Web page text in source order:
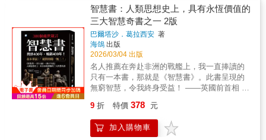
學教授、國際貨幣基金組織前首席經濟學家／
拉古拉姆．拉詹「強而有力地解釋為何錯誤訊
息是影響所有人的問題──無論是在金融、政
治、媒體、商業或任何地方。作者提供了在自
己生活乃至整個社會如何應對這個問題的想
法。是一本及時又相當啟發人心的書。」——
《金融時報》總編輯、《穀倉效應》作者／吉
蓮．邰蒂「一本頭腦清楚的指南，帶領讀者看
穿企業、大學、作者與 TED 演講名嘴兜售的誇
大說法、草率研究，以及偶爾赤裸裸的謊言。
……這是一本切合時代的書，而且即使涉及偏
學術的統計理論，也常常讓人會心一笑。」
——《泰晤士報》❈ ❈ ❈作為訊息查核的工
化，進而加以應用，便是無用的知識，對我們
的人生毫無意義。
約文學獎」（Prix litt&eacute;raire des
Rencontres &Eacute;cossaises 2025）決選
★亞馬遜 4.6星好評 ★版權已售：義、德、
荷、捷克、西、葡、巴西、日、俄、丹麥、土
耳其、波蘭、匈牙利、烏克蘭、立陶宛、拉脫
維亞、羅馬尼亞、塞爾維亞、加泰隆尼亞、以
及阿拉伯等二十國語言 「一部絢麗耀眼的思想
史。」──《回聲報》（Les Echos） 「我們找
到那本會讓你愛上哲學的書了。」──《北方之
聲報》（La Voix du Nord） 【內容簡介】 一部
生意義。 「 我們以為知道真相，其實卻是似是
而非的想法、虛假的認知。 任何事情都受到想
智慧書：人類思想史上，具有永恆價值的
三大智慧奇書之一 2版
巴爾塔沙．葛拉西安 著
海鴿 出版
2026/03/04 出版
名人推薦在奔赴非洲的戰艦上，我一直捧讀的
只有一本書，那就是《智慧書》。此書呈現的
無窮智慧，令我終身受益！ ——英國前首相 邱
一本隨時都可以用得上的書。簡言之，它是一
位終身伴侶。——德國哲學家 叔本華在剖析道
德方面，歐洲沒有人可以比葛拉西安更縝密、
9 折 特價 378 元
加入購物車